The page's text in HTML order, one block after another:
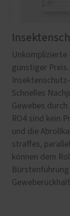
Unkomplizierte
günstiger
Schnelles
Gewebes
RO4 sind kein
und die
straffes,
können dem